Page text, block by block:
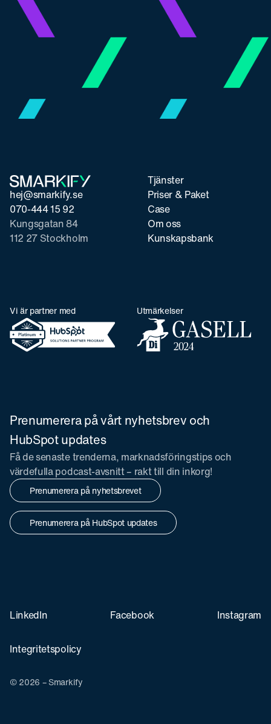
hej@smarkify.se
070-444 15 92
Kungsgatan 84
112 27 Stockholm
Tjänster
Priser & Paket
Case
Om oss
Kunskapsbank
Vi är partner med Utmärkelser
Prenumerera på vårt nyhetsbrev och
HubSpot updates
Få de senaste trenderna, marknadsföringstips och
värdefulla podcast-avsnitt – rakt till din inkorg!
Prenumerera på nyhetsbrevet
Prenumerera på HubSpot updates
LinkedIn Facebook Instagram
Integritetspolicy
© 2026 – Smarkify